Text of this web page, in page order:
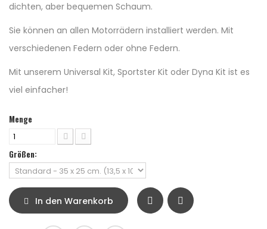
dichten, aber bequemen Schaum.
Sie können an allen Motorrädern installiert werden. Mit
verschiedenen Federn oder ohne Federn.
Mit unserem Universal Kit, Sportster Kit oder Dyna Kit ist es
viel einfacher!
Menge
Größen:
In den Warenkorb